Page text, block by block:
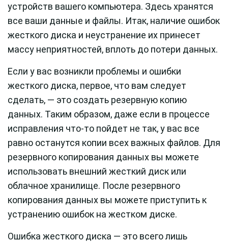
устройств вашего компьютера. Здесь хранятся
все ваши данные и файлы. Итак, наличие ошибок
жесткого диска и неустранение их принесет
массу неприятностей, вплоть до потери данных.
Если у вас возникли проблемы и ошибки
жесткого диска, первое, что вам следует
сделать, — это создать резервную копию
данных. Таким образом, даже если в процессе
исправления что-то пойдет не так, у вас все
равно останутся копии всех важных файлов. Для
резервного копирования данных вы можете
использовать внешний жесткий диск или
облачное хранилище. После резервного
копирования данных вы можете приступить к
устранению ошибок на жестком диске.
Ошибка жесткого диска — это всего лишь